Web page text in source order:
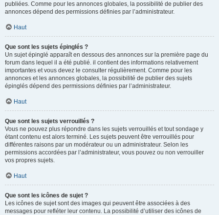
publiées. Comme pour les annonces globales, la possibilité de publier des
annonces dépend des permissions définies par l’administrateur.
Haut
Que sont les sujets épinglés ?
Un sujet épinglé apparaît en dessous des annonces sur la première page du
forum dans lequel il a été publié. il contient des informations relativement
importantes et vous devez le consulter régulièrement. Comme pour les
annonces et les annonces globales, la possibilité de publier des sujets
épinglés dépend des permissions définies par l’administrateur.
Haut
Que sont les sujets verrouillés ?
Vous ne pouvez plus répondre dans les sujets verrouillés et tout sondage y
étant contenu est alors terminé. Les sujets peuvent être verrouillés pour
différentes raisons par un modérateur ou un administrateur. Selon les
permissions accordées par l’administrateur, vous pouvez ou non verrouiller
vos propres sujets.
Haut
Que sont les icônes de sujet ?
Les icônes de sujet sont des images qui peuvent être associées à des
messages pour refléter leur contenu. La possibilité d’utiliser des icônes de